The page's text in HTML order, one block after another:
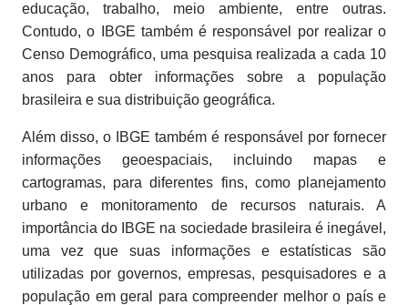
educação, trabalho, meio ambiente, entre outras.
Contudo, o IBGE também é responsável por realizar o
Censo Demográfico, uma pesquisa realizada a cada 10
anos para obter informações sobre a população
brasileira e sua distribuição geográfica.
Além disso, o IBGE também é responsável por fornecer
informações geoespaciais, incluindo mapas e
cartogramas, para diferentes fins, como planejamento
urbano e monitoramento de recursos naturais. A
importância do IBGE na sociedade brasileira é inegável,
uma vez que suas informações e estatísticas são
utilizadas por governos, empresas, pesquisadores e a
população em geral para compreender melhor o país e